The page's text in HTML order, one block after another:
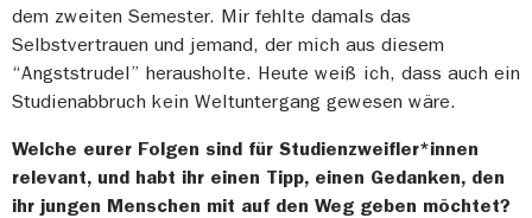
dem zweiten Semester. Mir fehlte damals das
Selbstvertrauen und jemand, der mich aus diesem
“Angststrudel” herausholte. Heute weiß ich, dass auch ein
Studienabbruch kein Weltuntergang gewesen wäre.
Welche eurer Folgen sind für Studienzweifler*innen
relevant, und habt ihr einen Tipp, einen Gedanken, den
ihr jungen Menschen mit auf den Weg geben möchtet?